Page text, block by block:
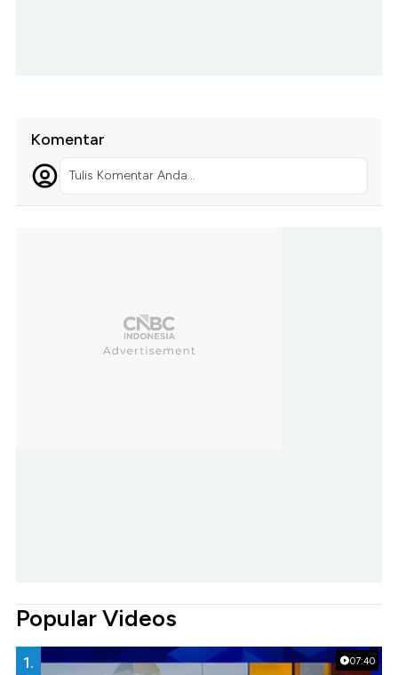
Komentar
Tulis Komentar Anda...
Popular Videos
07:40
1.